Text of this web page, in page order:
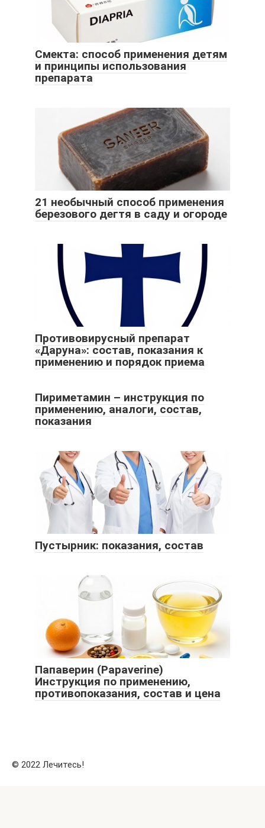
Смекта: способ применения детям
и принципы использования
препарата
21 необычный способ применения
березового дегтя в саду и огороде
Противовирусный препарат
«Даруна»: состав, показания к
применению и порядок приема
Пириметамин – инструкция по
применению, аналоги, состав,
показания
Пустырник: показания, состав
Папаверин (Papaverine)
Инструкция по применению,
противопоказания, состав и цена
© 2022 Лечитесь!